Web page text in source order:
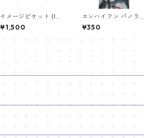
イメージピケット (Im
age Picket) うちわ -
ジン (JIN-17)
¥1,500
エンハイフン パノラマ
ポスター (ENHYPEN P
oster) 700*330mm
【Enhypen_03】
¥350